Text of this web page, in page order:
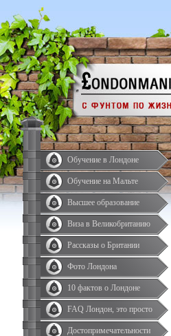
Обучение в Лондоне
Обучение на Мальте
Высшее образование
Виза в Великобританию
Рассказы о Британии
Фото Лондона
10 фактов о Лондоне
FAQ Лондон, это просто
Достопримечательности